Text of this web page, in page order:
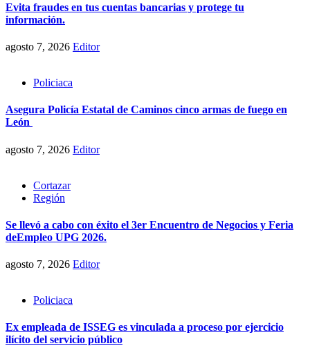
Evita fraudes en tus cuentas bancarias y protege tu
información.
agosto 7, 2026 Editor
Policiaca
Asegura Policía Estatal de Caminos cinco armas de fuego en
León
agosto 7, 2026 Editor
Cortazar
Región
Se llevó a cabo con éxito el 3er Encuentro de Negocios y Feria
deEmpleo UPG 2026.
agosto 7, 2026 Editor
Policiaca
Ex empleada de ISSEG es vinculada a proceso por ejercicio
ilícito del servicio público